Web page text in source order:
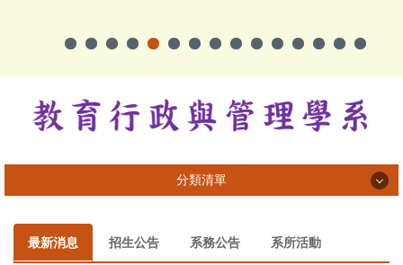
分類清單
系所成員
最新消息 招生公告 系務公告 系所活動